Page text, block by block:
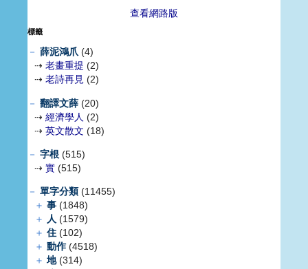
查看網路版
標籤
－ 薛泥鴻爪 (4)
⇢ 老畫重提 (2)
⇢ 老詩再見 (2)
－ 翻譯文薛 (20)
⇢ 經濟學人 (2)
⇢ 英文散文 (18)
－ 字根 (515)
⇢ 實 (515)
－ 單字分類(11455)
＋ 事 (1848)
＋ 人 (1579)
＋ 住 (102)
＋ 動作(4518)
＋ 地(314)